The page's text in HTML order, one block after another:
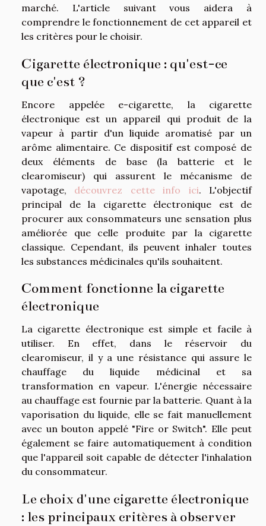
marché. L'article suivant vous aidera à
comprendre le fonctionnement de cet appareil et
les critères pour le choisir.
Cigarette électronique : qu'est-ce
que c'est ?
Encore appelée e-cigarette, la cigarette
électronique est un appareil qui produit de la
vapeur à partir d'un liquide aromatisé par un
arôme alimentaire. Ce dispositif est composé de
deux éléments de base (la batterie et le
clearomiseur) qui assurent le mécanisme de
vapotage, découvrez cette info ici. L'objectif
principal de la cigarette électronique est de
procurer aux consommateurs une sensation plus
améliorée que celle produite par la cigarette
classique. Cependant, ils peuvent inhaler toutes
les substances médicinales qu'ils souhaitent.
Comment fonctionne la cigarette
électronique
La cigarette électronique est simple et facile à
utiliser. En effet, dans le réservoir du
clearomiseur, il y a une résistance qui assure le
chauffage du liquide médicinal et sa
transformation en vapeur. L'énergie nécessaire
au chauffage est fournie par la batterie. Quant à la
vaporisation du liquide, elle se fait manuellement
avec un bouton appelé "Fire or Switch". Elle peut
également se faire automatiquement à condition
que l'appareil soit capable de détecter l'inhalation
du consommateur.
Le choix d'une cigarette électronique
: les principaux critères à observer